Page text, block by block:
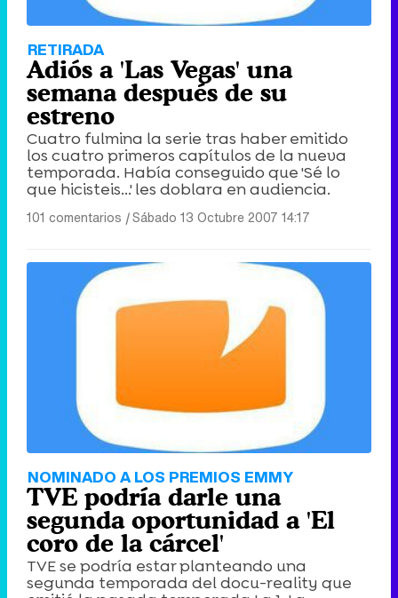
RETIRADA
Adiós a 'Las Vegas' una
semana después de su
estreno
Cuatro fulmina la serie tras haber emitido
los cuatro primeros capítulos de la nueva
temporada. Había conseguido que 'Sé lo
que hicisteis...' les doblara en audiencia.
101 comentarios |Sábado 13 Octubre 2007 14:17
NOMINADO A LOS PREMIOS EMMY
TVE podría darle una
segunda oportunidad a 'El
coro de la cárcel'
TVE se podría estar planteando una
segunda temporada del docu-reality que